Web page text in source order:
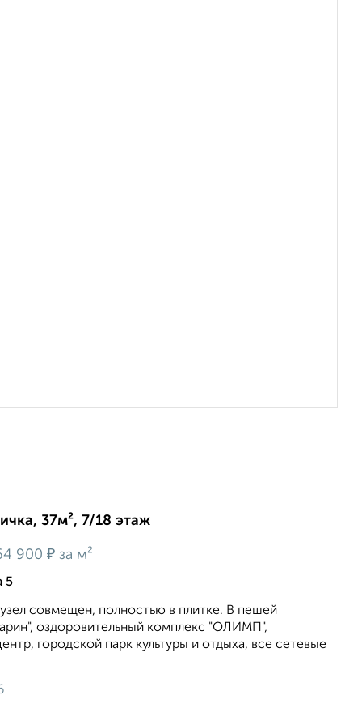
37м², 7/18 этаж
900 ₽ за м²
5
совмещен, полностью в плитке. В пешей
оздоровительный комплекс "ОЛИМП",
городской парк культуры и отдыха, все сетевые